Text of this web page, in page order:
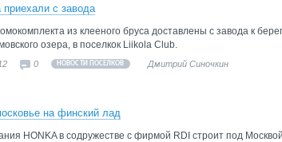
с завода
из клееного бруса доставлены с завода к
озера, в поселкок Liikola Club.
0 НОВОСТИ ПОСЕЛКОВ Дмитрий Синочкин
на финский лад
HONKA в содружестве с фирмой RDI строит под